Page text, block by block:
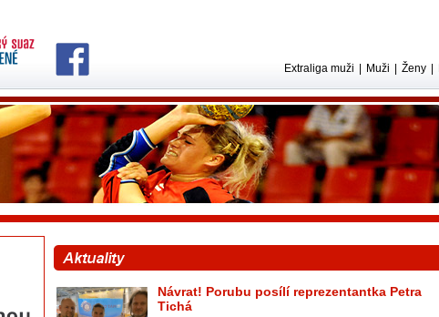
Extraliga muži Muži Ženy
Návrat! Porubu posílí reprezentantka Petra
Tichá